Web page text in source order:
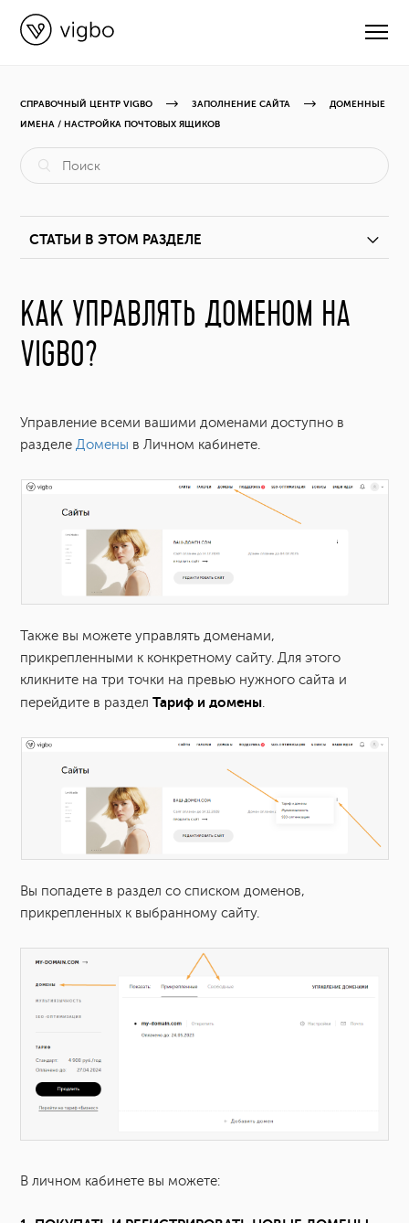
ВИДЕОУРОКИ
ОБНОВЛЕНИЯ
СПРАВОЧНЫЙ ЦЕНТР VIGBO ЗАПОЛНЕНИЕ САЙТА
ДОМЕННЫЕ
ИМЕНА / НАСТРОЙКА ПОЧТОВЫХ ЯЩИКОВ
СТАТЬИ В ЭТОМ РАЗДЕЛЕ
Перенос (трансфер) домена в VIGBO
Настройка почты для домена
Как использовать свою почту?
Как создать почту на домене в сервисе mail.ru (VK
WorkMail)?
Как управлять доменом на vigbo?
Как изменить доменное имя сайта?
Как подключить дополнительный домен?
Больше
КАК УПРАВЛЯТЬ ДОМЕНОМ НА
VIGBO?
Управление всеми вашими доменами доступно в
разделеДомены в Личном кабинете.
Также вы можете управлять доменами,
прикрепленными к конкретному сайту. Для этого
кликните на три точки на превью нужного сайта и
перейдите в разделТариф и домены.
Вы попадете в раздел со списком доменов,
прикрепленных к выбранному сайту.
В личном кабинете вы можете: